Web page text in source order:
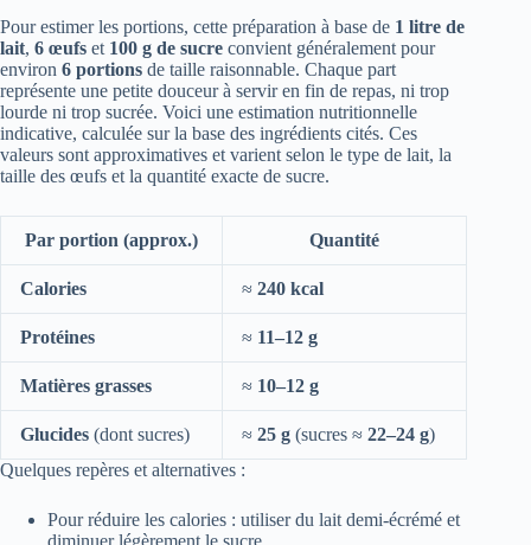
Pour estimer les portions, cette préparation à base de 1 litre de
lait, 6 œufs et 100 g de sucre convient généralement pour
environ 6 portions de taille raisonnable. Chaque part
représente une petite douceur à servir en fin de repas, ni trop
lourde ni trop sucrée. Voici une estimation nutritionnelle
indicative, calculée sur la base des ingrédients cités. Ces
valeurs sont approximatives et varient selon le type de lait, la
taille des œufs et la quantité exacte de sucre.
Par portion (approx.) Quantité
Calories ≈ 240 kcal
Protéines ≈ 11–12 g
Matières grasses ≈ 10–12 g
Glucides (dont sucres) ≈ 25 g (sucres ≈ 22–24 g)
Quelques repères et alternatives :
Pour réduire les calories : utiliser du lait demi-écrémé et
diminuer légèrement le sucre.